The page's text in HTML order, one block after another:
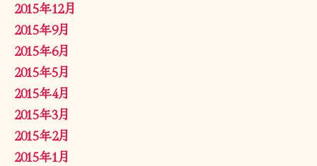
2015年12月
2015年9月
2015年6月
2015年5月
2015年4月
2015年3月
2015年2月
2015年1月